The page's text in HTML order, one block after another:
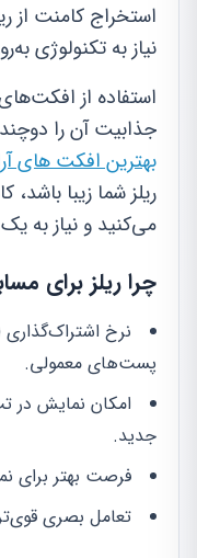
استخراج کامنت از
نیاز به تکنولوژی
استفاده از
جذابیت آن را
بهترین افکت های
ریلز شما زیبا
می‌کنید و نیاز به
چرا ریلز برای
پست‌های معمولی.
امکان نمایش در
جدید.
فرصت بهتر برای
تعامل بصری